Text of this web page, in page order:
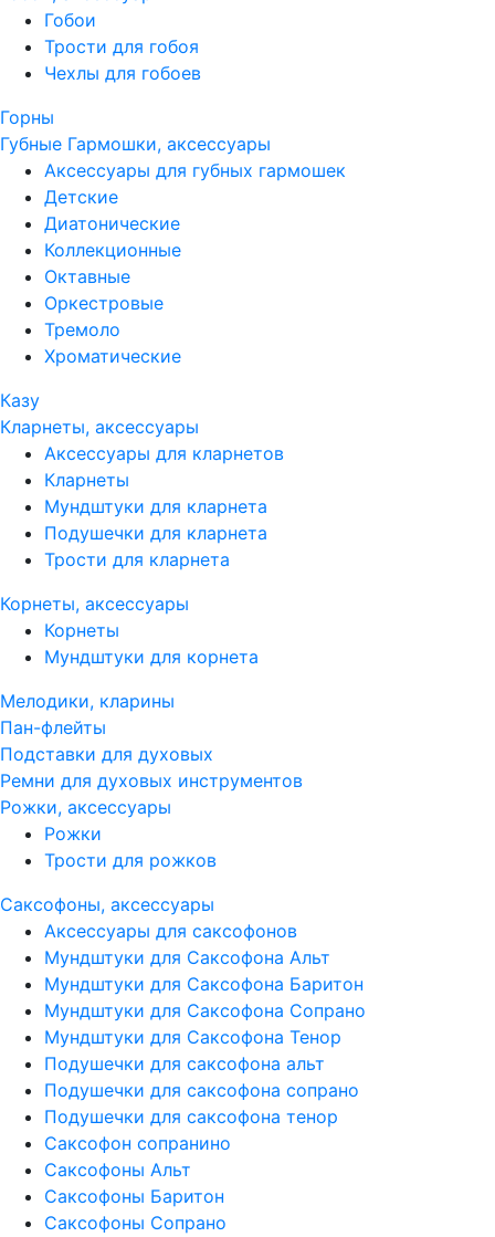
Гобои
Трости для гобоя
Чехлы для гобоев
Горны
Губные Гармошки, аксессуары
Аксессуары для губных гармошек
Детские
Диатонические
Коллекционные
Октавные
Оркестровые
Тремоло
Хроматические
Казу
Кларнеты, аксессуары
Аксессуары для кларнетов
Кларнеты
Мундштуки для кларнета
Подушечки для кларнета
Трости для кларнета
Корнеты, аксессуары
Корнеты
Мундштуки для корнета
Мелодики, кларины
Пан-флейты
Подставки для духовых
Ремни для духовых инструментов
Рожки, аксессуары
Рожки
Трости для рожков
Саксофоны, аксессуары
Аксессуары для саксофонов
Мундштуки для Саксофона Альт
Мундштуки для Саксофона Баритон
Мундштуки для Саксофона Сопрано
Мундштуки для Саксофона Тенор
Подушечки для саксофона альт
Подушечки для саксофона сопрано
Подушечки для саксофона тенор
Саксофон сопранино
Саксофоны Альт
Саксофоны Баритон
Саксофоны Сопрано